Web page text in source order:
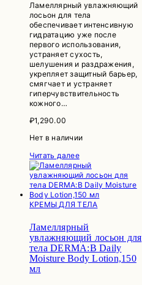
Ламеллярный увлажняющий
лосьон для тела
обеспечивает интенсивную
гидратацию уже после
первого использования,
устраняет сухость,
шелушения и раздражения,
укрепляет защитный барьер,
смягчает и устраняет
гиперчувствительность
кожного…
₽1,290.00
Нет в наличии
Читать далее
КРЕМЫ ДЛЯ ТЕЛА
Ламеллярный
увлажняющий лосьон для
тела DERMA:B Daily
Moisture Body Lotion,150
мл